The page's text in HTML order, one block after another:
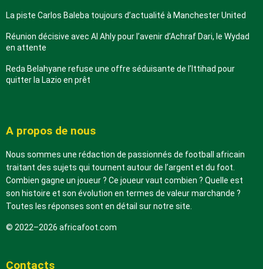
La piste Carlos Baleba toujours d’actualité à Manchester United
Réunion décisive avec Al Ahly pour l’avenir d’Achraf Dari, le Wydad
en attente
Reda Belahyane refuse une offre séduisante de l’Ittihad pour
quitter la Lazio en prêt
A propos de nous
Nous sommes une rédaction de passionnés de football africain
traitant des sujets qui tournent autour de l’argent et du foot.
Combien gagne un joueur ? Ce joueur vaut combien ? Quelle est
son histoire et son évolution en termes de valeur marchande ?
Toutes les réponses sont en détail sur notre site.
© 2022–2026 africafoot.com
Contacts